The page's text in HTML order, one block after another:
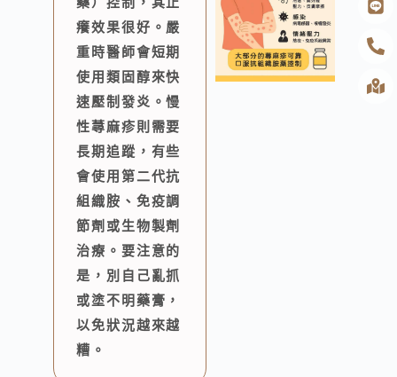
癢效果很好。嚴
重時醫師會短期
使用類固醇來快
速壓制發炎。慢
性蕁麻疹則需要
長期追蹤，有些
會使用第二代抗
組織胺、免疫調
節劑或生物製劑
治療。要注意的
是，別自己亂抓
或塗不明藥膏，
以免狀況越來越
糟。